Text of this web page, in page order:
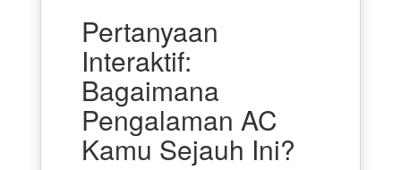
Pertanyaan
Interaktif:
Bagaimana
Pengalaman AC
Kamu Sejauh Ini?